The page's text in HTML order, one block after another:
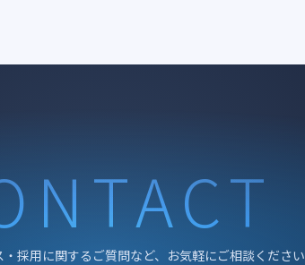
採用に関するご質問など、お気軽にご相談ください